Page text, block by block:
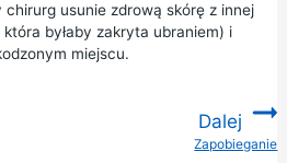
usunie zdrową skórę z innej
byłaby zakryta ubraniem) i
miejscu.
Dalej
Zapobieganie